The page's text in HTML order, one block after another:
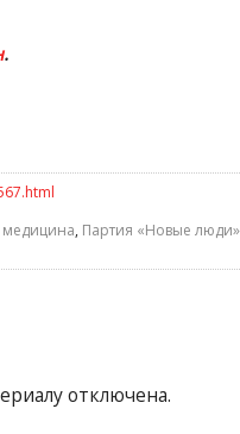
.
медицина, Партия «Новые люди»
отключена.